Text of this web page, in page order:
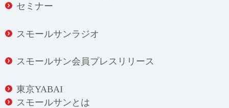
セミナー
スモールサンラジオ
スモールサン会員プレスリリース
東京YABAI
スモールサンとは